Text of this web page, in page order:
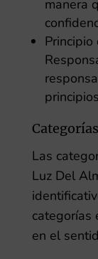
manera
Las
Luz Del
categorías
en el